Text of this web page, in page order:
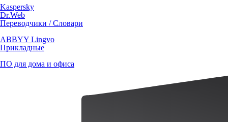
Kaspersky
Dr.Web
Переводчики / Словари
ABBYY Lingvo
Прикладные
ПО для дома и офиса